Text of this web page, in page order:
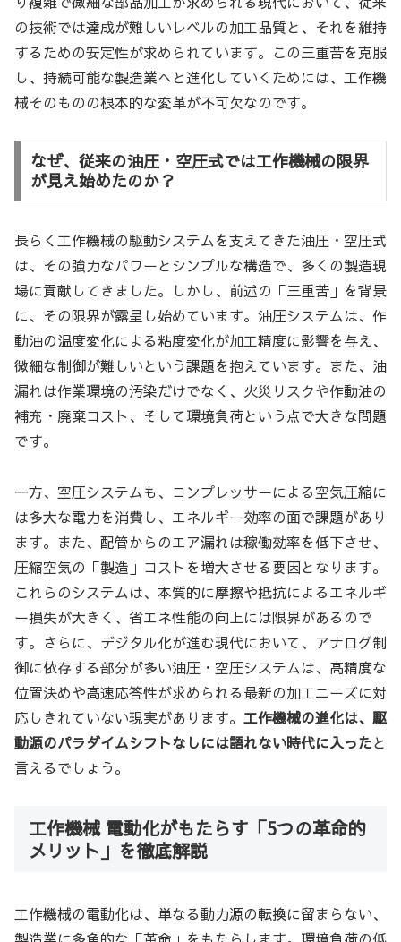
の技術では達成が難しいレベルの加工品質と、それを維持
するための安定性が求められています。この三重苦を克服
し、持続可能な製造業へと進化していくためには、工作機
械そのものの根本的な変革が不可欠なのです。
なぜ、従来の油圧・空圧式では工作機械の限界
が見え始めたのか？
長らく工作機械の駆動システムを支えてきた油圧・空圧式
は、その強力なパワーとシンプルな構造で、多くの製造現
場に貢献してきました。しかし、前述の「三重苦」を背景
に、その限界が露呈し始めています。油圧システムは、作
動油の温度変化による粘度変化が加工精度に影響を与え、
微細な制御が難しいという課題を抱えています。また、油
漏れは作業環境の汚染だけでなく、火災リスクや作動油の
補充・廃棄コスト、そして環境負荷という点で大きな問題
です。
一方、空圧システムも、コンプレッサーによる空気圧縮に
は多大な電力を消費し、エネルギー効率の面で課題があり
ます。また、配管からのエア漏れは稼働効率を低下させ、
圧縮空気の「製造」コストを増大させる要因となります。
これらのシステムは、本質的に摩擦や抵抗によるエネルギ
ー損失が大きく、省エネ性能の向上には限界があるので
す。さらに、デジタル化が進む現代において、アナログ制
御に依存する部分が多い油圧・空圧システムは、高精度な
位置決めや高速応答性が求められる最新の加工ニーズに対
応しきれていない現実があります。 工作機械の進化は、駆
動源のパラダイムシフトなしには語れない時代に入ったと
言えるでしょう。
工作機械 電動化がもたらす「5つの革命的
メリット」を徹底解説
工作機械の電動化は、単なる動力源の転換に留まらない、